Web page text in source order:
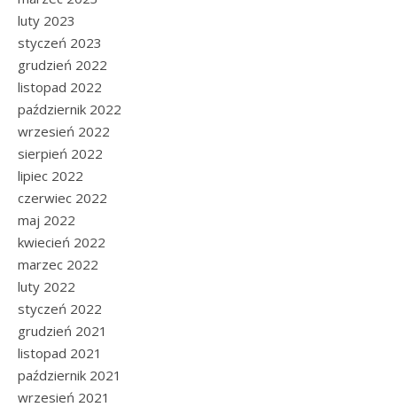
luty 2023
styczeń 2023
grudzień 2022
listopad 2022
październik 2022
wrzesień 2022
sierpień 2022
lipiec 2022
czerwiec 2022
maj 2022
kwiecień 2022
marzec 2022
luty 2022
styczeń 2022
grudzień 2021
listopad 2021
październik 2021
wrzesień 2021